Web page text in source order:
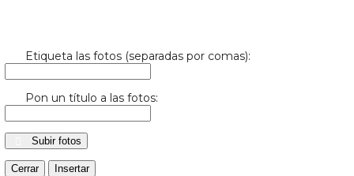
Etiqueta las fotos (separadas por comas):
Pon un título a las fotos:
Subir fotos
Cerrar Insertar